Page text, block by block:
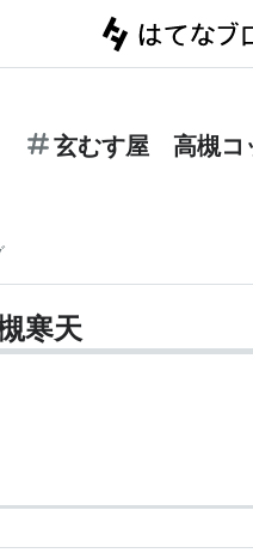
玄むす屋 高槻
寒天